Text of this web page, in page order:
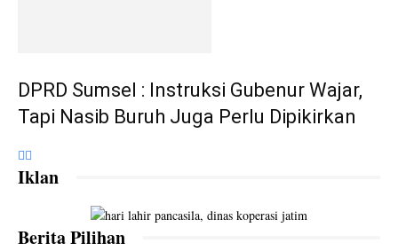
DPRD Sumsel : Instruksi Gubenur Wajar,
Tapi Nasib Buruh Juga Perlu Dipikirkan
Iklan
Berita Pilihan